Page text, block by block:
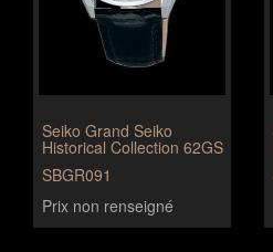
Seiko Grand Seiko
Historical Collection 62GS
SBGR091
Prix non renseigné